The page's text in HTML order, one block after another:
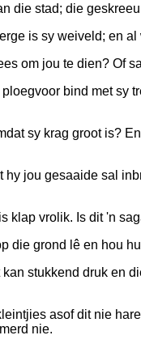
die stad; die
is sy weiveld; en
om jou te dien? Of
bind met sy
sy krag groot is?
hy jou gesaaide sal
klap vrolik. Is dit 'n
die grond lê en hou
stukkend druk en
asof dit nie
nie.